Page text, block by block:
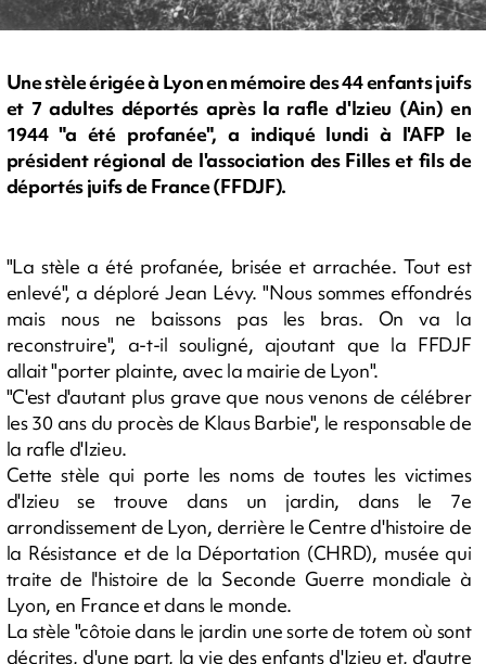
Une stèle érigée à Lyon en mémoire des 44 enfants juifs
et 7 adultes déportés après la rafle d'Izieu (Ain) en
1944 "a été profanée", a indiqué lundi à l'AFP le
président régional de l'association des Filles et fils de
déportés juifs de France (FFDJF).
"La stèle a été profanée, brisée et arrachée. Tout est
enlevé", a déploré Jean Lévy. "Nous sommes effondrés
mais nous ne baissons pas les bras. On va la
reconstruire", a-t-il souligné, ajoutant que la FFDJF
allait "porter plainte, avec la mairie de Lyon".
"C'est d'autant plus grave que nous venons de célébrer
les 30 ans du procès de Klaus Barbie", le responsable de
la rafle d'Izieu.
Cette stèle qui porte les noms de toutes les victimes
d'Izieu se trouve dans un jardin, dans le 7e
arrondissement de Lyon, derrière le Centre d'histoire de
la Résistance et de la Déportation (CHRD), musée qui
traite de l'histoire de la Seconde Guerre mondiale à
Lyon, en France et dans le monde.
La stèle "côtoie dans le jardin une sorte de totem où sont
décrites, d'une part, la vie des enfants d'Izieu et, d'autre